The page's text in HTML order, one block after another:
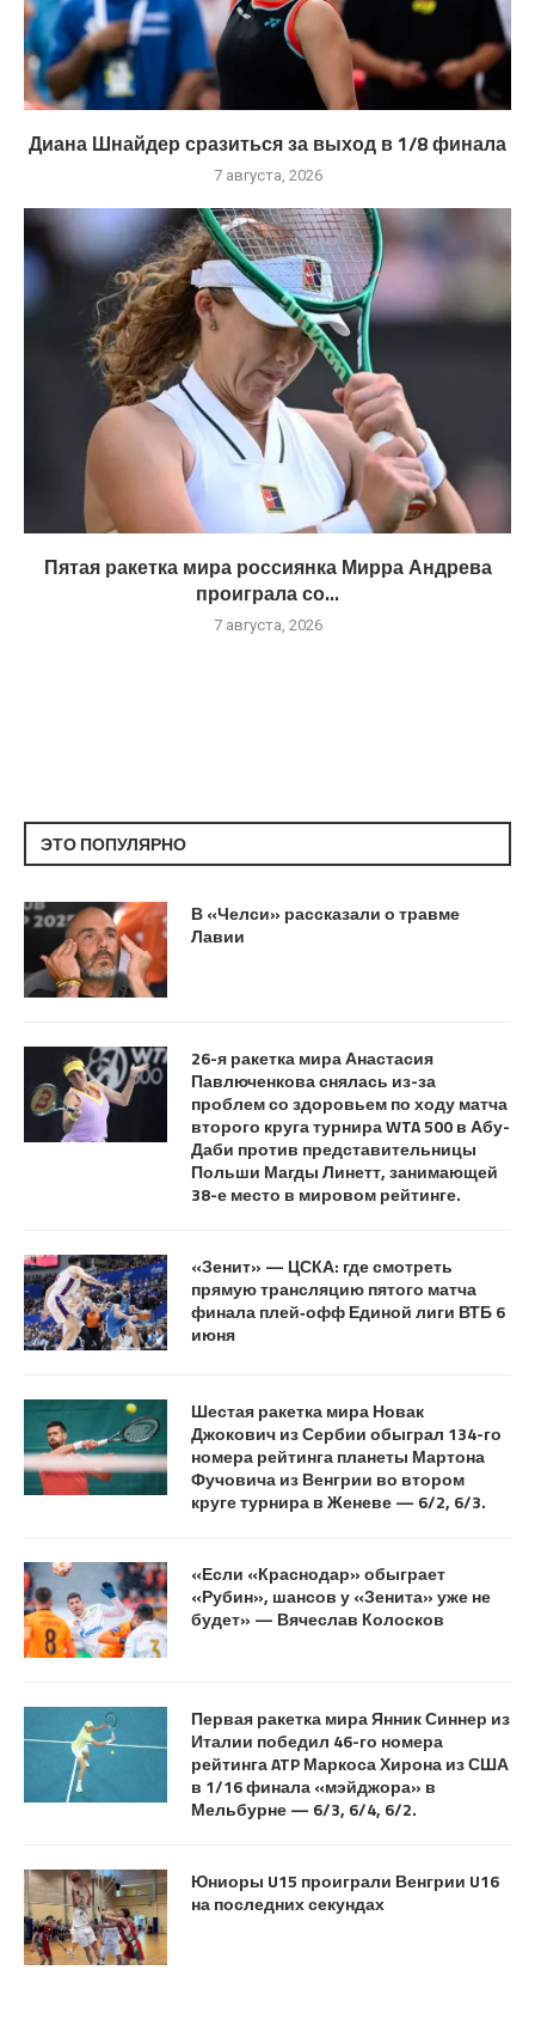
Диана Шнайдер сразиться за выход в 1/8 финала
7 августа, 2026
Пятая ракетка мира россиянка Мирра Андрева
проиграла со...
7 августа, 2026
ЭТО ПОПУЛЯРНО
В «Челси» рассказали о травме
Лавии
26-я ракетка мира Анастасия
Павлюченкова снялась из-за
проблем со здоровьем по ходу матча
второго круга турнира WTA 500 в Абу-
Даби против представительницы
Польши Магды Линетт, занимающей
38-е место в мировом рейтинге.
«Зенит» — ЦСКА: где смотреть
прямую трансляцию пятого матча
финала плей‑офф Единой лиги ВТБ 6
июня
Шестая ракетка мира Новак
Джокович из Сербии обыграл 134-го
номера рейтинга планеты Мартона
Фучовича из Венгрии во втором
круге турнира в Женеве — 6/2, 6/3.
«Если «Краснодар» обыграет
«Рубин», шансов у «Зенита» уже не
будет» — Вячеслав Колосков
Первая ракетка мира Янник Синнер из
Италии победил 46-го номера
рейтинга ATP Маркоса Хирона из США
в 1/16 финала «мэйджора» в
Мельбурне — 6/3, 6/4, 6/2.
Юниоры U15 проиграли Венгрии U16
на последних секундах